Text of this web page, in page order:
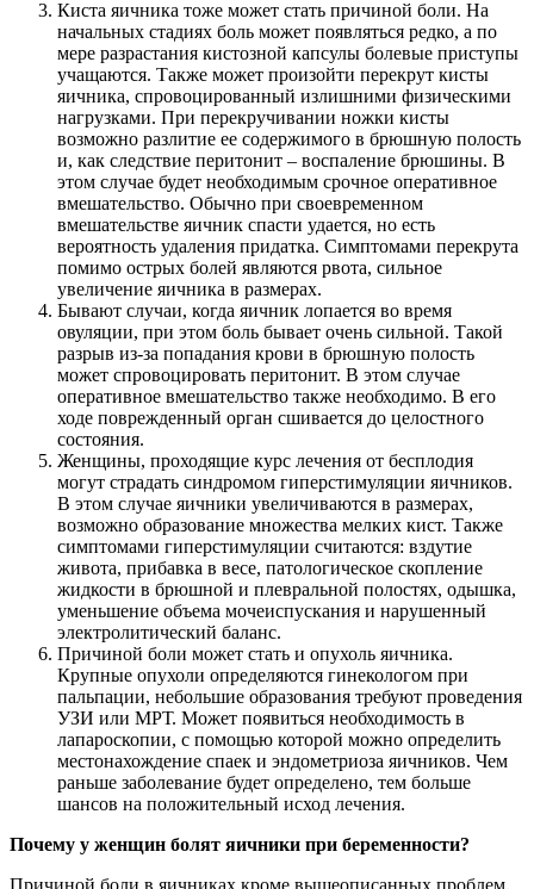
Киста яичника тоже может стать причиной боли. На
начальных стадиях боль может появляться редко, а по
мере разрастания кистозной капсулы болевые приступы
учащаются. Также может произойти перекрут кисты
яичника, спровоцированный излишними физическими
нагрузками. При перекручивании ножки кисты
возможно разлитие ее содержимого в брюшную полость
и, как следствие перитонит – воспаление брюшины. В
этом случае будет необходимым срочное оперативное
вмешательство. Обычно при своевременном
вмешательстве яичник спасти удается, но есть
вероятность удаления придатка. Симптомами перекрута
помимо острых болей являются рвота, сильное
увеличение яичника в размерах.
Бывают случаи, когда яичник лопается во время
овуляции, при этом боль бывает очень сильной. Такой
разрыв из-за попадания крови в брюшную полость
может спровоцировать перитонит. В этом случае
оперативное вмешательство также необходимо. В его
ходе поврежденный орган сшивается до целостного
состояния.
Женщины, проходящие курс лечения от бесплодия
могут страдать синдромом гиперстимуляции яичников.
В этом случае яичники увеличиваются в размерах,
возможно образование множества мелких кист. Также
симптомами гиперстимуляции считаются: вздутие
живота, прибавка в весе, патологическое скопление
жидкости в брюшной и плевральной полостях, одышка,
уменьшение объема мочеиспускания и нарушенный
электролитический баланс.
Причиной боли может стать и опухоль яичника.
Крупные опухоли определяются гинекологом при
пальпации, небольшие образования требуют проведения
УЗИ или МРТ. Может появиться необходимость в
лапароскопии, с помощью которой можно определить
местонахождение спаек и эндометриоза яичников. Чем
раньше заболевание будет определено, тем больше
шансов на положительный исход лечения.
Почему у женщин болят яичники при беременности?
Причиной боли в яичниках кроме вышеописанных проблем,